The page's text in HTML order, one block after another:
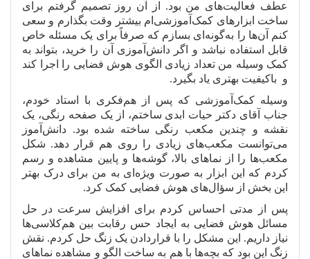
عطف فعالیتهای من بود. از آن روز تصمیم گرفتم برای
ساخت ابزارهای کمک آموزشی ام بیشتر وقت بگذارم و سعی
کنم آنها را بهگونه ای بسازم که صرفاً برای یک مسئله خاص
قابل استفاده نباشد و اگر دانش آموزی آن را خرید، بتواند به
کمک وسیله من تعداد زیادی الگوی هوش فضایی را اجرا کند
و باکیفیت بهتری یاد بگیرد.
وسیله کمک آموزشی که پس از همفکری با استاد خودم،
جناب آقای دکتر حیات ابدی ساختم، از یک صفحه رنگی، یک
نقشه و چندین مکعب رنگی ساخته شده بود. دانش آموز
میتوانست مکعبهای زیادی را روی هم قرار دهد. شکل
مکعبها را از نماهای بالا، گوشهها و پایین مشاهده و رسم
کردم که این ابزار به صورت ویژه ای به من برای درک بهتر
این بخش از سؤالهای هوش فضایی کمک کرد.
پس از مدتی احساس کردم برای افزایش سرعت در حل
مسائل هوش فضایی به ایجاد حس رقابت بین همکلاسیها
نیاز داریم. این مشکل را با قراردادن یک زنگ حل کردم. نقش
زنگ این بود که بچهها با هم به ساخت الگو و مشاهده نماهای